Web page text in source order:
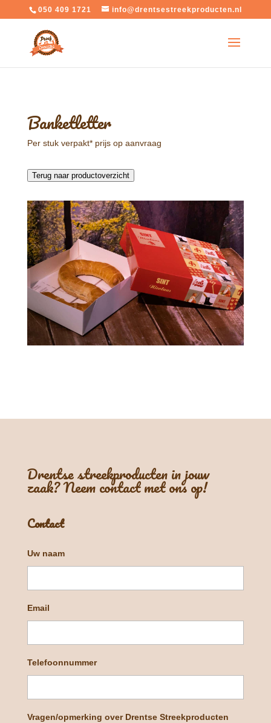
050 409 1721 info@drentsestreekproducten.nl
Banketletter
Per stuk verpakt* prijs op aanvraag
Terug naar productoverzicht
Drentse streekproducten in jouw
zaak? Neem contact met ons op!
Contact
Uw naam
Email
Telefoonnummer
Vragen/opmerking over Drentse Streekproducten